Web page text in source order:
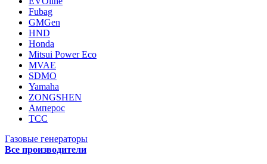
Fubag
GMGen
HND
Honda
Mitsui Power Eco
MVAE
SDMO
Yamaha
ZONGSHEN
Амперос
ТСС
Газовые генераторы
Все производители